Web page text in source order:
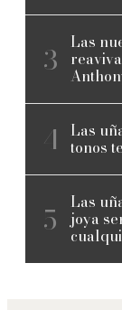
Las
Las
tonos
Las
joya